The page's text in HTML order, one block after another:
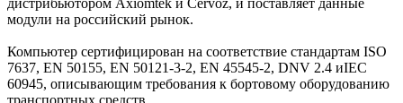
дистрибьютором Axiomtek и Cervoz, и поставляет данные
модули на российский рынок.
Компьютер сертифицирован на соответствие стандартам ISO
7637, EN 50155, EN 50121-3-2, EN 45545-2, DNV 2.4 иIEC
60945, описывающим требования к бортовому оборудованию